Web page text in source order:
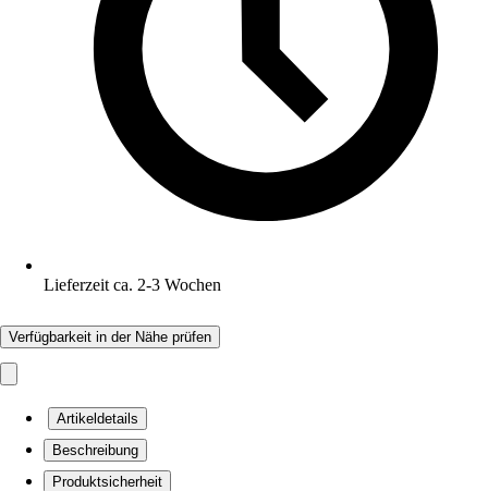
Lieferzeit ca. 2-3 Wochen
Verfügbarkeit in der Nähe prüfen
Artikeldetails
Beschreibung
Produktsicherheit